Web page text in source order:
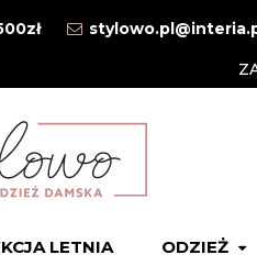
LETNIA ODZIEŻ